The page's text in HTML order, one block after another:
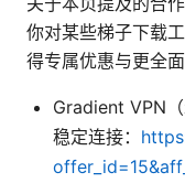
你对某些梯子下载
得专属优惠与更全面
Gradient VPN
稳定连接：